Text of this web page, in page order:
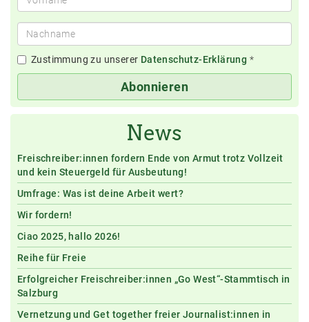
Zustimmung zu unserer Datenschutz-Erklärung *
Abonnieren
News
Freischreiber:innen fordern Ende von Armut trotz Vollzeit
und kein Steuergeld für Ausbeutung!
Umfrage: Was ist deine Arbeit wert?
Wir fordern!
Ciao 2025, hallo 2026!
Reihe für Freie
Erfolgreicher Freischreiber:innen „Go West“-Stammtisch in
Salzburg
Vernetzung und Get together freier Journalist:innen in